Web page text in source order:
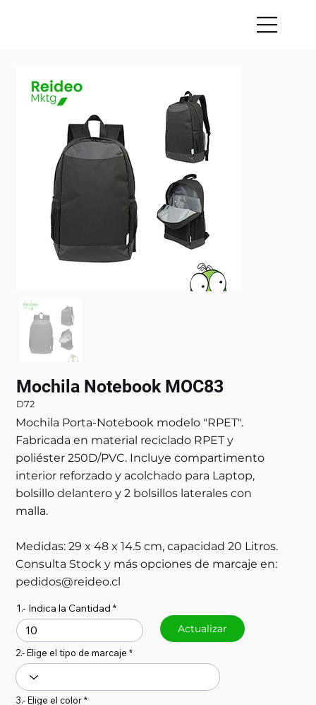
Mochila Notebook MOC83
D72
Mochila Porta-Notebook modelo "RPET".
Fabricada en material reciclado RPET y
poliéster 250D/PVC. Incluye compartimento
interior reforzado y acolchado para Laptop,
bolsillo delantero y 2 bolsillos laterales con
malla.
Medidas: 29 x 48 x 14.5 cm, capacidad 20 Litros.
Consulta Stock y más opciones de marcaje en:
pedidos@reideo.cl
1.- Indica la Cantidad
Actualizar
2.- Elige el tipo de marcaje
3.- Elige el color